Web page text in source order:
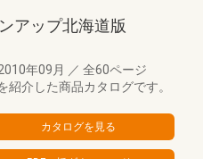
アップ北海道版
年09月 ／ 全60ページ
介した商品カタログです。